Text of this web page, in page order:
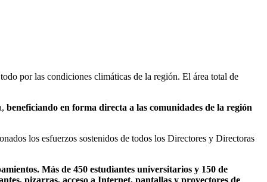
por las condiciones climáticas de la región. El área total de
beneficiando en forma directa a las comunidades de la región
los esfuerzos sostenidos de todos los Directores y Directoras
Más de 450 estudiantes universitarios y 150 de